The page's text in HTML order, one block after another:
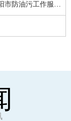
市防油污工作服厂家